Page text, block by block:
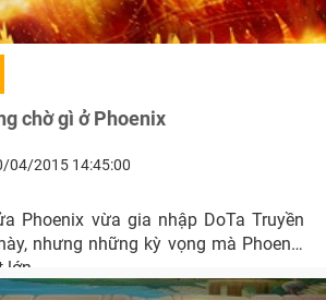
chờ gì ở Phoenix
04/2015 14:45:00
Phoenix vừa gia nhập DoTa Truyền
nhưng những kỳ vọng mà Phoenix